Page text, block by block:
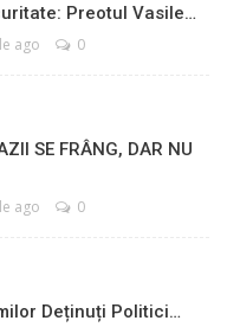
Preotul Vasile…
ago 0
SE FRÂNG, DAR NU
ago 0
Deținuți Politici…